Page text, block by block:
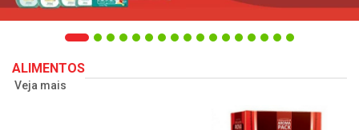
ALIMENTOS
Veja mais